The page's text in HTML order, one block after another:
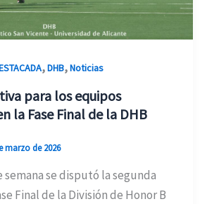
,DHB,Noticias
para los equipos
la Fase Final de la DHB
marzo de 2026
semana se disputó la segunda
Final de la División de Honor B